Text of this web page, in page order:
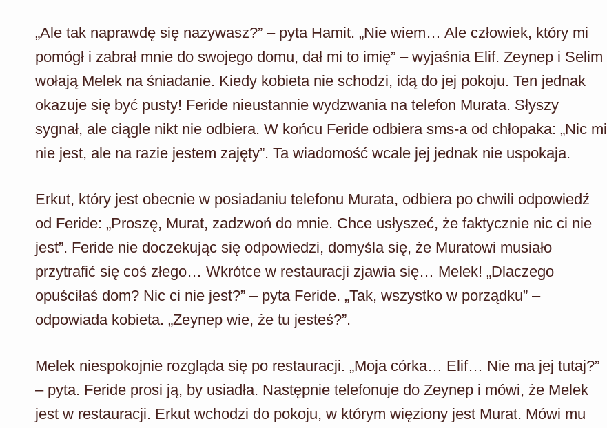
„Ale tak naprawdę się nazywasz?” – pyta Hamit. „Nie wiem… Ale człowiek, który mi
pomógł i zabrał mnie do swojego domu, dał mi to imię” – wyjaśnia Elif. Zeynep i Selim
wołają Melek na śniadanie. Kiedy kobieta nie schodzi, idą do jej pokoju. Ten jednak
okazuje się być pusty! Feride nieustannie wydzwania na telefon Murata. Słyszy
sygnał, ale ciągle nikt nie odbiera. W końcu Feride odbiera sms-a od chłopaka: „Nic mi
nie jest, ale na razie jestem zajęty”. Ta wiadomość wcale jej jednak nie uspokaja.
Erkut, który jest obecnie w posiadaniu telefonu Murata, odbiera po chwili odpowiedź
od Feride: „Proszę, Murat, zadzwoń do mnie. Chce usłyszeć, że faktycznie nic ci nie
jest”. Feride nie doczekując się odpowiedzi, domyśla się, że Muratowi musiało
przytrafić się coś złego… Wkrótce w restauracji zjawia się… Melek! „Dlaczego
opuściłaś dom? Nic ci nie jest?” – pyta Feride. „Tak, wszystko w porządku” –
odpowiada kobieta. „Zeynep wie, że tu jesteś?”.
Melek niespokojnie rozgląda się po restauracji. „Moja córka… Elif… Nie ma jej tutaj?”
– pyta. Feride prosi ją, by usiadła. Następnie telefonuje do Zeynep i mówi, że Melek
jest w restauracji. Erkut wchodzi do pokoju, w którym więziony jest Murat. Mówi mu